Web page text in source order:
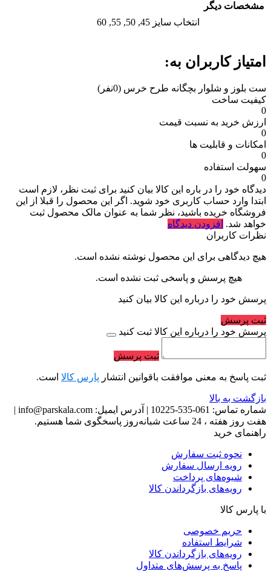
مشخصات دیگر
انتخاب سایز 45, 50, 55, 60
امتیاز کاربران به:
ست بلوز و شلوار بچگانه طرح خرس (0نفر)
کیفیت ساخت
0
ارزش خرید به نسبت قیمت
0
امکانات و قابلیت ها
0
سهولت استفاده
0
دیدگاه خود را در باره این کالا بیان کنید برای ثبت نظر، لازم است
ابتدا وارد حساب کاربری خود شوید. اگر این محصول را قبلا از این
فروشگاه خریده باشید، نظر شما به عنوان مالک محصول ثبت
خواهد شد. افزودن دیدگاه
نظرات کاربران
هیچ دیدگاهی برای این محصول نوشته نشده است.
هیچ پرسش و پاسخی ثبت نشده است.
پرسش خود را درباره این کالا بیان کنید
ثبت پرسش
پرسش خود را درباره این کالا ثبت کنید
ثبت پرسش
ثبت پاسخ به معنی موافقت باقوانین انتشار پارس کالا است.
بازگشت به بالا
شماره تماس: 061-535-10225
| آدرس ایمیل: info@parskala.com
|
هفت روز هفته ، 24 ساعت شبانه‌روز پاسخگوی شما هستیم.
راهنمای خرید
نحوه ثبت سفارش
رویه ارسال سفارش
شیوه‌های پرداخت
رویه‌های بازگرداندن کالا
با پارس کالا
حریم خصوصی
شرایط استفاده
رویه‌های بازگرداندن کالا
پاسخ به پرسش‌های متداول